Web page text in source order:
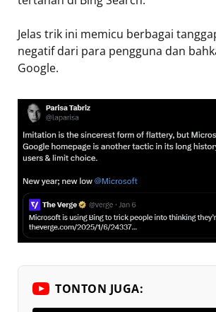
Jelas trik ini memicu berbagai
negatif dari para pengguna dan
Google.
TONTON JUGA: